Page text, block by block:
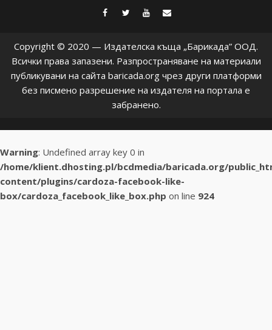
facebook
twitter
youtube
Copyright © 2020 — Издателска къща „Барикада” ООД.
Всички права запазени. Разпространяване на материали
публикувани на сайта baricada.org чрез други платформи
без писмено разрешение на издателя на портала е
забранено.
Warning: Undefined array key 0 in
/home/klient.dhosting.pl/bcdmedia/baricada.org/
content/plugins/cardoza-facebook-like-
box/cardoza_facebook_like_box.php on line 924